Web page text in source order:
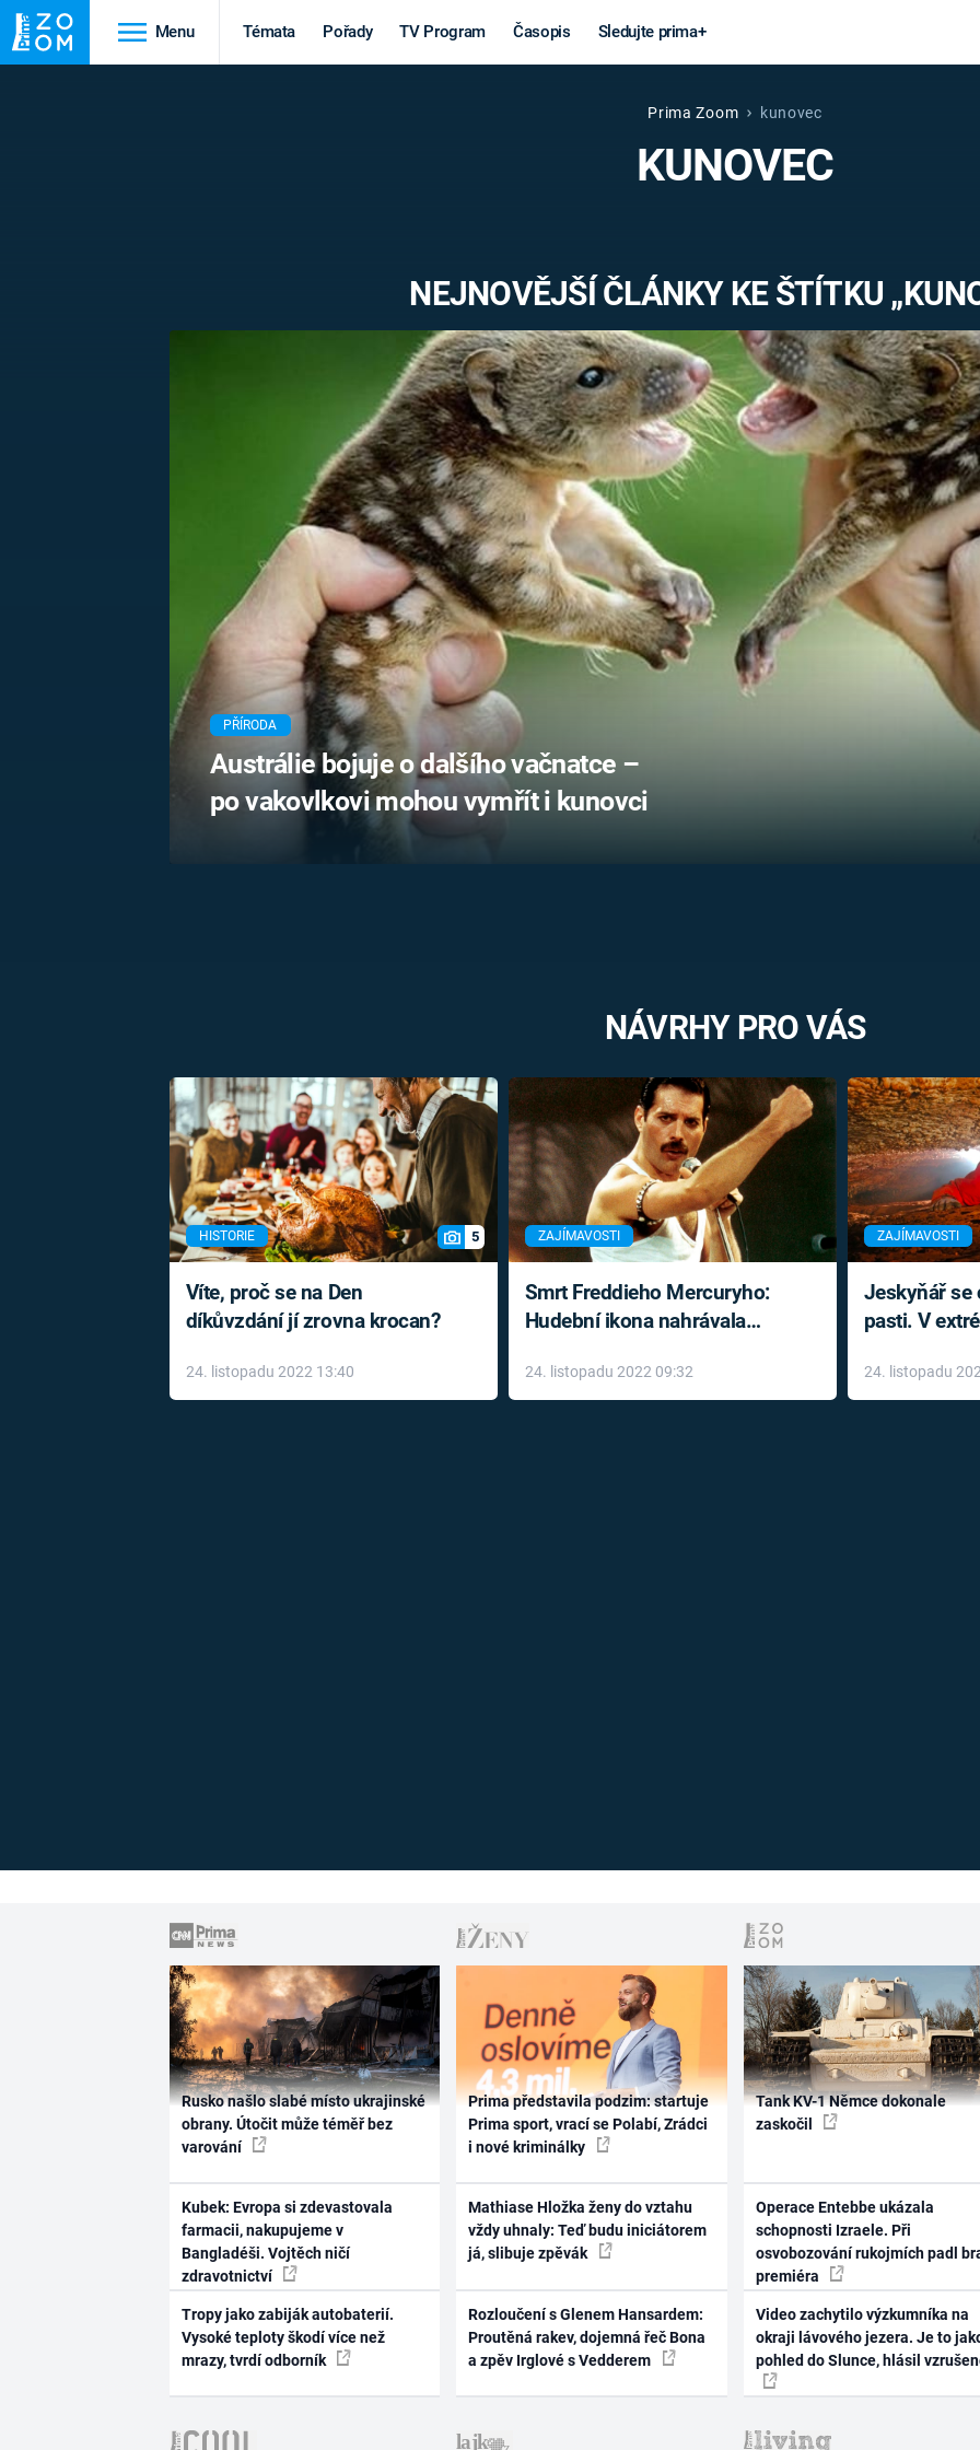
Menu Témata Pořady TV Program Časopis Sledujte prima+
STAROVĚKÝ EGYPT
Věda a
technika
MARS
VÁLEČNÉ
Výročí
MARIE TEREZIE
NAPOLEON
BONAPARTE
BRITSKÁ
KRÁLOVSKÁ
RODINA
Záhady a
konspirace
UFO A
MIMOZEMŠŤANÉ
UTAJENÉ PŘÍBĚHY
ČESKÝCH DĚJIN
ALTERNATIVNÍ
FILMY
REALITA
HORORY
REALITA
OPTICKÉ
KLAMY
Prima Zoom kunovec
KUNOVEC
NEJNOVĚJŠÍ ČLÁNKY KE ŠTÍTKU
PŘÍRODA
Austrálie bojuje o dalšího vačnatce –
po vakovlkovi mohou vymřít i kunovci
NÁVRHY PRO VÁS
HISTORIE 5
Víte, proč se na Den
díkůvzdání jí zrovna krocan?
24. listopadu 2022 13:40
ZAJÍMAVOSTI
Smrt Freddieho Mercuryho:
Hudební ikona nahrávala
léky
24. listopadu 2022 09:32
ZAJÍMAVOSTI
Jeskyňář se
pasti. V
24. listopadu
Rusko našlo slabé místo ukrajinské
obrany. Útočit může téměř bez
varování
Kubek: Evropa si zdevastovala
farmacii, nakupujeme v
Bangladéši. Vojtěch ničí
zdravotnictví
Tropy jako zabiják autobaterií.
Vysoké teploty škodí více než
mrazy, tvrdí odborník
Prima představila podzim: startuje
Prima sport, vrací se Polabí, Zrádci
i nové kriminálky
Mathiase Hložka ženy do vztahu
vždy uhnaly: Teď budu iniciátorem
já, slibuje zpěvák
Rozloučení s Glenem Hansardem:
Proutěná rakev, dojemná řeč Bona
a zpěv Irglové s Vedderem
Tank KV-1 Němce dokonale
zaskočil
Operace Entebbe ukázala
schopnosti Izraele. Při
osvobozování rukojmích padl
premiéra
Video zachytilo výzkumníka na
okraji lávového jezera. Je to
pohled do Slunce, hlásil